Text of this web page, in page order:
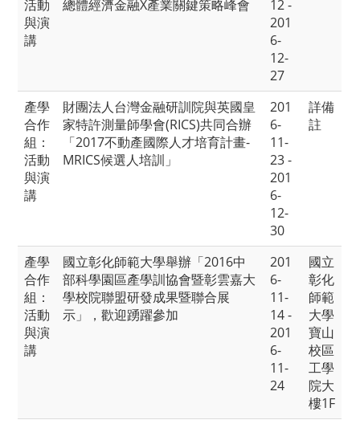
活動
與演
講
總體經濟金融X產業關鍵策略峰會
12 -
201
6-
12-
27
產學
合作
組：
活動
與演
講
財團法人台灣金融研訓院與英國皇
家特許測量師學會(RICS)共同合辦
「2017不動產國際人才培育計畫-
MRICS候選人培訓」
201
6-
11-
23 -
201
6-
12-
30
詳備
註
產學
合作
組：
活動
與演
講
國立彰化師範大學舉辦「2016中
部科學園區產學訓協會暨彰雲嘉大
學校院聯盟研發成果暨聯合展
示」，歡迎踴躍參加
201
6-
11-
14 -
201
6-
11-
24
國立
彰化
師範
大學
寶山
校區
工學
院大
樓1F